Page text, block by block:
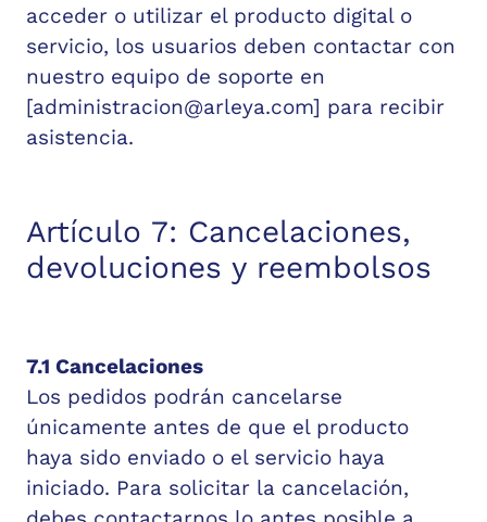
acceder o utilizar el producto digital o
servicio, los usuarios deben contactar con
nuestro equipo de soporte en
[administracion@arleya.com] para recibir
asistencia.
Artículo 7: Cancelaciones,
devoluciones y reembolsos
7.1 Cancelaciones
Los pedidos podrán cancelarse
únicamente antes de que el producto
haya sido enviado o el servicio haya
iniciado. Para solicitar la cancelación,